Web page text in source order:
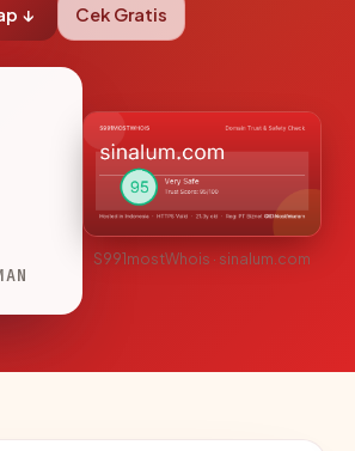
↓ Cek Gratis
S991mostWhois · sinalum.com